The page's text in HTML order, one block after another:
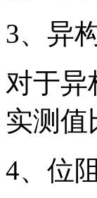
3、异
对于异
实测值
4、位